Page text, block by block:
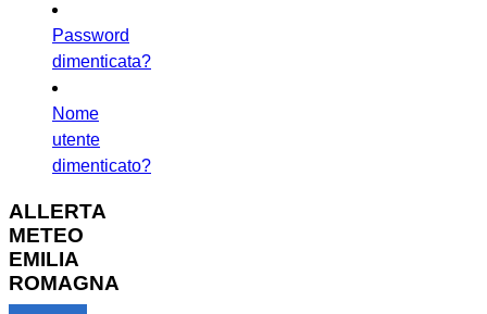
Password
dimenticata?
Nome
utente
dimenticato?
ALLERTA
METEO
EMILIA
ROMAGNA